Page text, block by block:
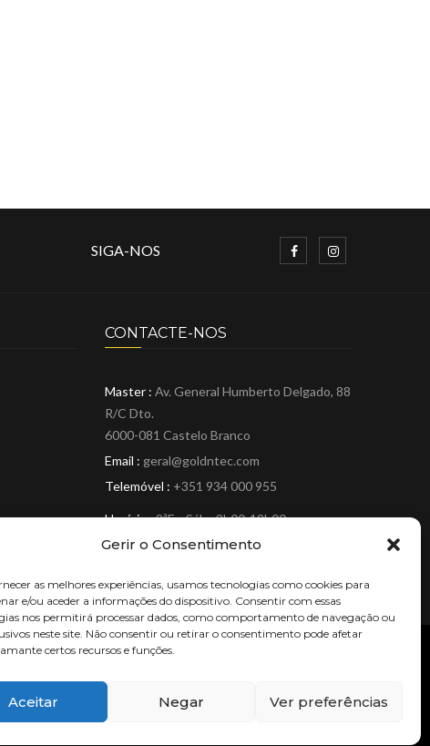
Gerir o Consentimento
as melhores experiências, usamos tecnologias como cookies para
e/ou aceder a informações do dispositivo. Consentir com essas
nos permitirá processar dados, como comportamento de navegação ou
neste site. Não consentir ou retirar o consentimento pode afetar
certos recursos e funções.
Aceitar Negar Ver preferências
SIGA-NOS
CONTACTE-NOS
Master : Av. General Humberto Delgado, 88
R/C Dto.
6000-081 Castelo Branco
Email : geral@goldntec.com
Telemóvel : +351 934 000 955
Horário :2ªF a Sáb.: 9h00-19h00